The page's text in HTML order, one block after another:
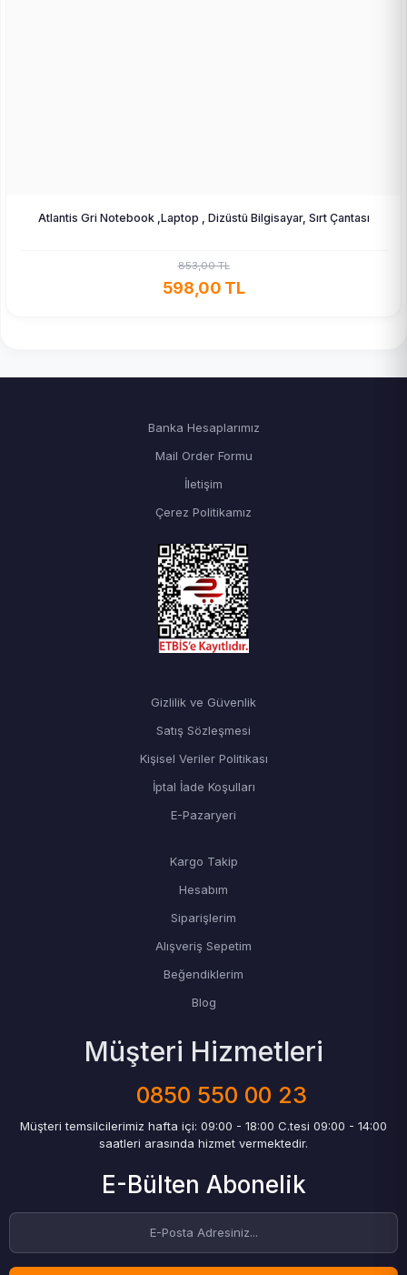
Atlantis Gri Notebook ,Laptop , Dizüstü Bilgisayar, Sırt Çantası
853,00 TL
598,00 TL
Banka Hesaplarımız
Mail Order Formu
İletişim
Çerez Politikamız
Gizlilik ve Güvenlik
Satış Sözleşmesi
Kişisel Veriler Politikası
İptal İade Koşulları
E-Pazaryeri
Kargo Takip
Hesabım
Siparişlerim
Alışveriş Sepetim
Beğendiklerim
Blog
Müşteri Hizmetleri
0850 550 00 23
Müşteri temsilcilerimiz hafta içi: 09:00 - 18:00 C.tesi 09:00 - 14:00
saatleri arasında hizmet vermektedir.
E-Bülten Abonelik